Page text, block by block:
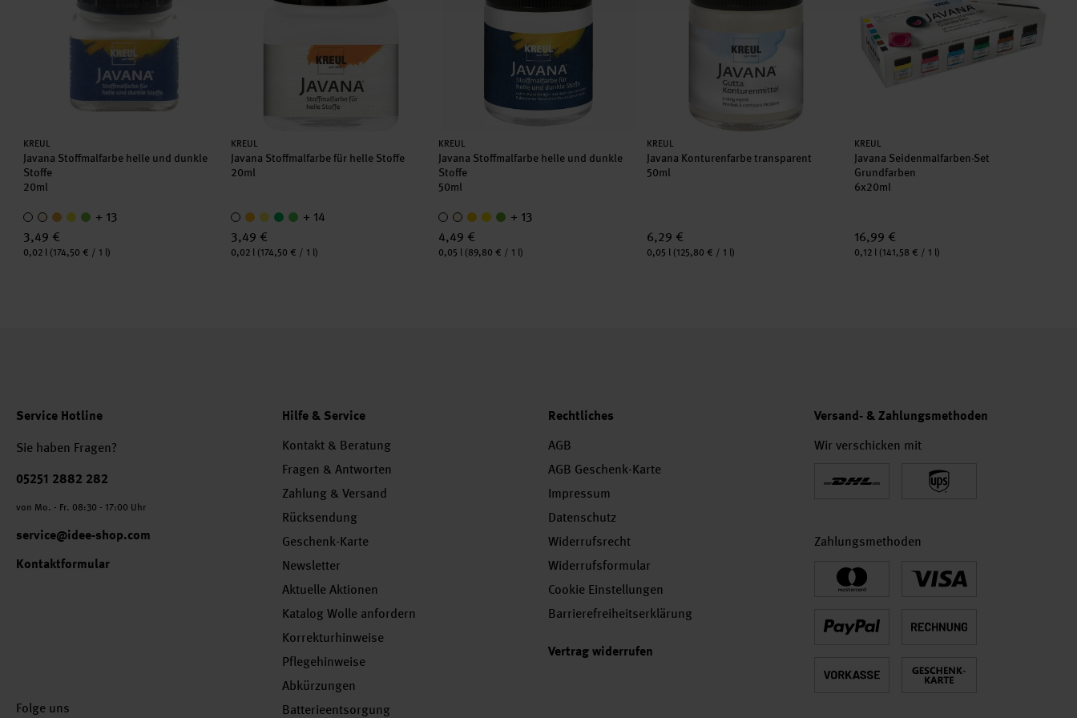
Hersteller:
KREUL
Javana Stoffmalfarbe helle und dunkle
Stoffe
20ml
+ 13
3,49 €
Inhalt:
0,02 l (174,50 € / 1 l)
Hersteller:
KREUL
Javana Stoffmalfarbe für helle Stoffe
20ml
+ 14
3,49 €
Inhalt:
0,02 l (174,50 € / 1 l)
Hersteller:
KREUL
Javana Stoffmalfarbe helle und dunkle
Stoffe
50ml
+ 13
4,49 €
Inhalt:
0,05 l (89,80 € / 1 l)
Hersteller:
KREUL
Javana Konturenfarbe transparent
50ml
6,29 €
Inhalt:
0,05 l (125,80 € / 1 l)
Hersteller:
KREUL
Javana Seidenmalfarben-Set
Grundfarben
6x20ml
16,99 €
Inhalt:
0,12 l (141,58 € / 1 l)
Service Hotline
Sie haben Fragen?
Telefonnummer
05251 2882 282
von Mo. - Fr. 08:30 - 17:00 Uhr
service@idee-shop.com
Kontaktformular
Folge uns
Hilfe & Service
Kontakt & Beratung
Fragen & Antworten
Zahlung & Versand
Rücksendung
Geschenk-Karte
Newsletter
Aktuelle Aktionen
Katalog Wolle anfordern
Korrekturhinweise
Pflegehinweise
Abkürzungen
Batterieentsorgung
Rechtliches
AGB
AGB Geschenk-Karte
Impressum
Datenschutz
Widerrufsrecht
Widerrufsformular
Cookie Einstellungen
Barrierefreiheitserklärung
Vertrag widerrufen
Versand- & Zahlungsmethoden
Wir verschicken mit
Zahlungsmethoden